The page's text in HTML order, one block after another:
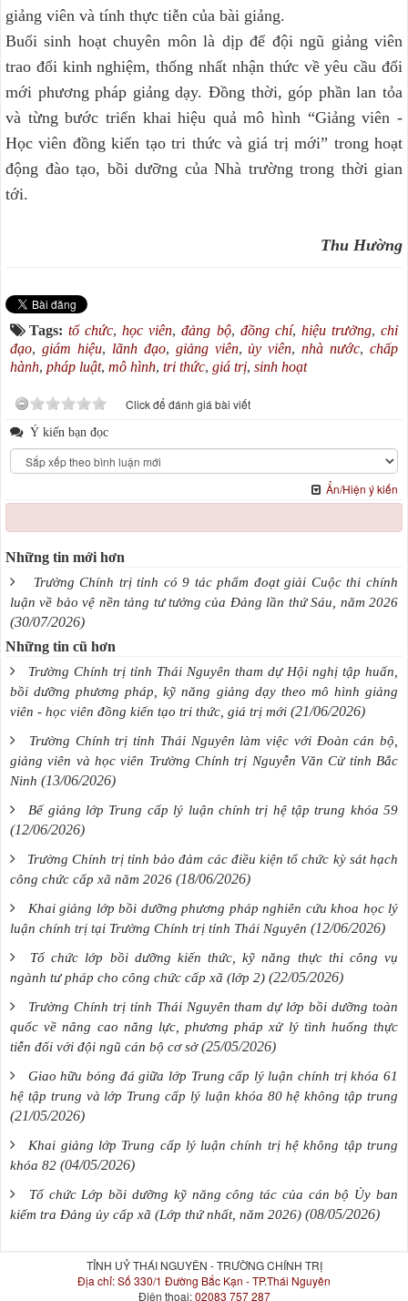
giảng viên và tính thực tiễn của bài giảng.
Buổi sinh hoạt chuyên môn là dịp để đội ngũ giảng viên
trao đổi kinh nghiệm, thống nhất nhận thức về yêu cầu đổi
mới phương pháp giảng dạy. Đồng thời, góp phần lan tỏa
và từng bước triển khai hiệu quả mô hình “Giảng viên -
Học viên đồng kiến tạo tri thức và giá trị mới” trong hoạt
động đào tạo, bồi dưỡng của Nhà trường trong thời gian
tới.
Thu Hường
Tags:tổ chức,học viên,đảng bộ, đồng chí, hiệu trưởng,chỉ
đạo, giám hiệu, lãnh đạo, giảng viên,ủy viên,nhà nước,chấp
hành, pháp luật, mô hình, tri thức, giá trị, sinh hoạt
Click để đánh giá bài viết
Ý kiến bạn đọc
Ẩn/Hiện ý kiến
Những tin mới hơn
Trường Chính trị tỉnh có 9 tác phẩm đoạt giải Cuộc thi chính
luận về bảo vệ nền tảng tư tưởng của Đảng lần thứ Sáu, năm 2026
(30/07/2026)
Những tin cũ hơn
Trường Chính trị tỉnh Thái Nguyên tham dự Hội nghị tập huấn,
bồi dưỡng phương pháp, kỹ năng giảng dạy theo mô hình giảng
viên - học viên đồng kiến tạo tri thức, giá trị mới (21/06/2026)
Trường Chính trị tỉnh Thái Nguyên làm việc với Đoàn cán bộ,
giảng viên và học viên Trường Chính trị Nguyễn Văn Cừ tỉnh Bắc
Ninh (13/06/2026)
Bế giảng lớp Trung cấp lý luận chính trị hệ tập trung khóa 59
(12/06/2026)
Trường Chính trị tỉnh bảo đảm các điều kiện tổ chức kỳ sát hạch
công chức cấp xã năm 2026 (18/06/2026)
Khai giảng lớp bồi dưỡng phương pháp nghiên cứu khoa học lý
luận chính trị tại Trường Chính trị tỉnh Thái Nguyên (12/06/2026)
Tổ chức lớp bồi dưỡng kiến thức, kỹ năng thực thi công vụ
ngành tư pháp cho công chức cấp xã (lớp 2) (22/05/2026)
Trường Chính trị tỉnh Thái Nguyên tham dự lớp bồi dưỡng toàn
quốc về nâng cao năng lực, phương pháp xử lý tình huống thực
tiễn đối với đội ngũ cán bộ cơ sở (25/05/2026)
Giao hữu bóng đá giữa lớp Trung cấp lý luận chính trị khóa 61
hệ tập trung và lớp Trung cấp lý luận khóa 80 hệ không tập trung
(21/05/2026)
Khai giảng lớp Trung cấp lý luận chính trị hệ không tập trung
khóa 82 (04/05/2026)
Tổ chức Lớp bồi dưỡng kỹ năng công tác của cán bộ Ủy ban
kiểm tra Đảng ủy cấp xã (Lớp thứ nhất, năm 2026) (08/05/2026)
TỈNH UỶ THÁI NGUYÊN - TRƯỜNG CHÍNH TRỊ
Địa chỉ:Số 330/1 Đường Bắc Kạn - TP.Thái Nguyên
Điện thoại:02083 757 287